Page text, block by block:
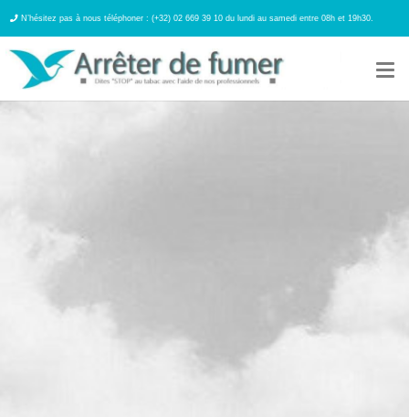
N’hésitez pas à nous téléphoner : (+32) 02 669 39 10 du lundi au samedi entre 08h et 19h30.